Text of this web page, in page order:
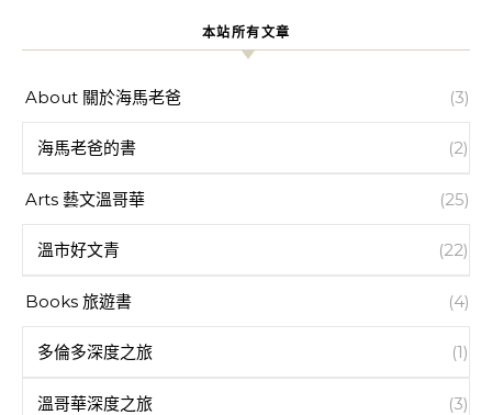
本站所有文章
About 關於海馬老爸 (3)
海馬老爸的書 (2)
Arts 藝文溫哥華 (25)
溫市好文青 (22)
Books 旅遊書 (4)
多倫多深度之旅 (1)
溫哥華深度之旅 (3)